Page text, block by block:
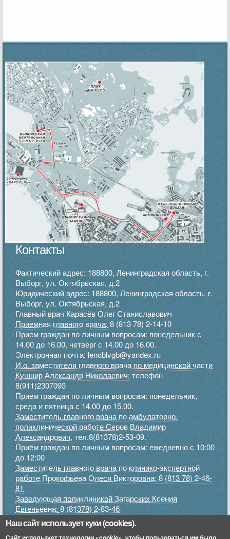
Контакты
Фактический адрес: 188800, Ленинградская область, г.
Выборг, ул. Октябрьская, д.2
Юридический адрес: 188800, Ленинградская область, г.
Выборг, ул. Октябрьская, д.2
Главный врач Карасёв Олег Станиславович
Приемная главного врача: 8 (813 78) 2-14-10
Прием граждан по личным вопросам: понедельник с
14.00 до 16.00, четверг с 14.00 до 16.00.
Электронная почта: lenoblvgb@yandex.ru
И.о. заместителя главного врача по медицинской части
Кушнир Александр Николаевич: телефон
8(911)2307093
Прием граждан по личным вопросам: понедельник,
среда и пятница с 14.00 до 15.00.
Заместитель главного врача по амбулаторно-
поликлинической работе Серов Владимир
Александрович, тел.8(81378)2-53-09.
Приём граждан по личным вопросам: ежедневно с 10:00
до 12:00
Заместитель главного врача по клинико-экспертной
работе Прокофьева Олеся Викторовна: 8 (813 78) 2-46-
81
Заведующая поликлиникой Загарских Ксения
Евгеньевна: 8 (81378) 2-83-46
Прием граждан по личным вопросам: понедельник,
среда, пятница с 9.00 до 12.00, четверг с 15.00 до 17.00
Наш сайт использует куки (cookies).